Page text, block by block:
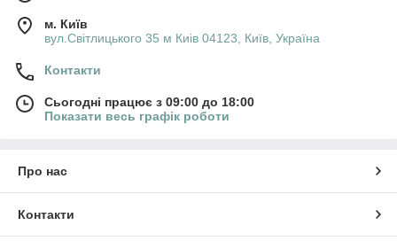
м. Київ
вул.Світлицького 35 м Киів 04123, Київ, Україна
Контакти
Сьогодні працює з 09:00 до 18:00
Показати весь графік роботи
Про нас
Контакти